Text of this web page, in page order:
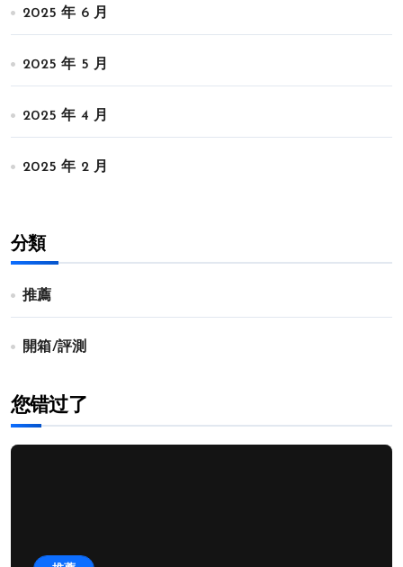
2025 年 6 月
2025 年 5 月
2025 年 4 月
2025 年 2 月
分類
推薦
開箱/評測
您错过了